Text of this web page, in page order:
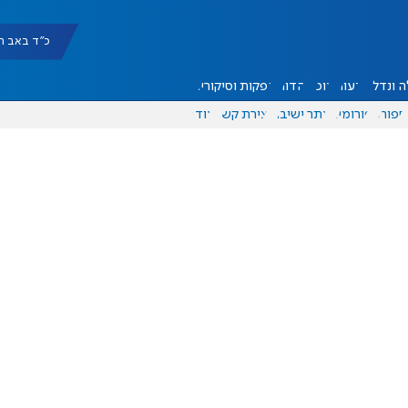
כ"ד באב תשפ"ו
ונדל"ן דעות אוכל יהדות הפקות וסיקורים
ספורט פורומים אתר ישיבה יצירת קשר עוד